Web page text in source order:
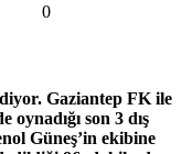
0
Gaziantep FK ile
oynadığı son 3 dış
Güneş’in ekibine